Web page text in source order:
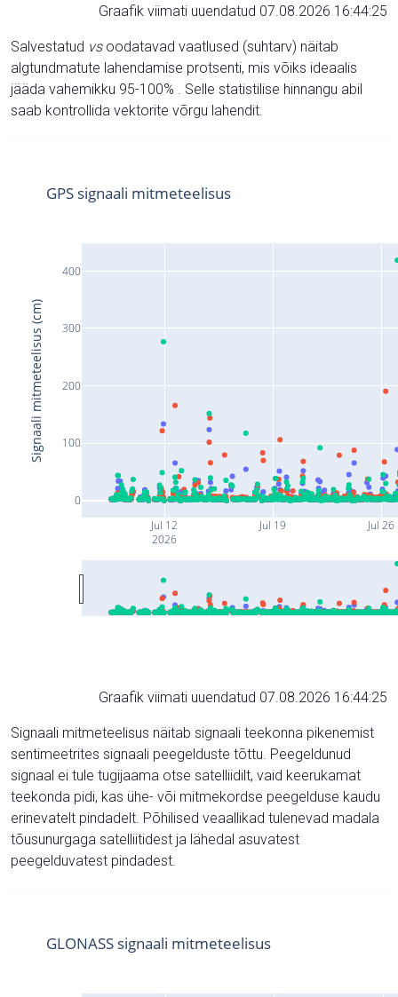
Graafik viimati uuendatud 07.08.2026 16:44:25
Salvestatud vsoodatavad vaatlused (suhtarv) näitab
algtundmatute lahendamise protsenti, mis võiks ideaalis
jääda vahemikku 95-100% . Selle statistilise hinnangu abil
saab kontrollida vektorite võrgu lahendit.
Jul 12
2026
Jul 19 Jul 26
0
100
200
300
400
GPS signaali mitmeteelisus
Signaali mitmeteelisus (cm)
Graafik viimati uuendatud 07.08.2026 16:44:25
Signaali mitmeteelisus näitab signaali teekonna pikenemist
sentimeetrites signaali peegelduste tõttu. Peegeldunud
signaal ei tule tugijaama otse satelliidilt, vaid keerukamat
teekonda pidi, kas ühe- või mitmekordse peegelduse kaudu
erinevatelt pindadelt. Põhilised veaallikad tulenevad madala
tõusunurgaga satelliitidest ja lähedal asuvatest
peegelduvatest pindadest.
GLONASS signaali mitmeteelisus